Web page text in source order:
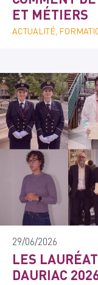
ET MÉTIERS
ACTUALITÉ,
29/06/2026
LES
DAURIAC